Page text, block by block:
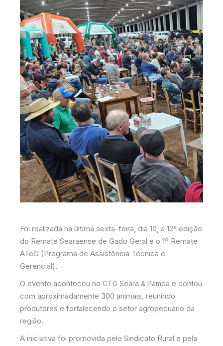
Foi realizada na última sexta-feira, dia 10, a 12ª edição
do Remate Searaense de Gado Geral e o 1º Remate
ATeG (Programa de Assistência Técnica e
Gerencial).
O evento aconteceu no CTG Seara & Pampa e contou
com aproximadamente 300 animais, reunindo
produtores e fortalecendo o setor agropecuário da
região.
A iniciativa foi promovida pelo Sindicato Rural e pela